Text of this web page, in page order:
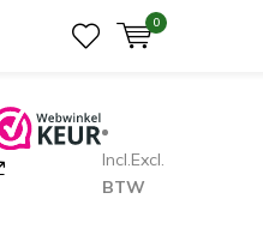
0
Incl.Excl.
BTW